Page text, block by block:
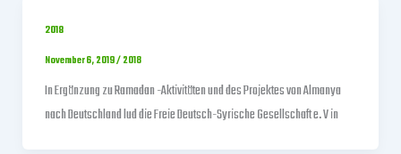
2018
November 6, 2019/2018
In Ergänzung zu Ramadan -Aktivitäten und des Projektes von Almanya
nach Deutschland lud die Freie Deutsch-Syrische Gesellschaft e. V in